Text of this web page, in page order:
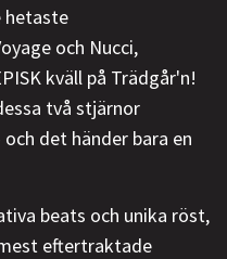
hetaste
och Nucci,
kväll på Trädgår'n!
två stjärnor
det händer bara en
beats och unika röst,
eftertraktade